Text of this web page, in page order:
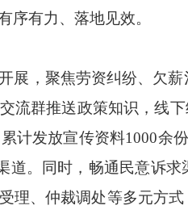
序有力、落地见效。
展，聚焦劳资纠纷、欠
流群推送政策知识，线下
计发放宣传资料1000余
道。同时，畅通民意诉
理、仲裁调处等多元方